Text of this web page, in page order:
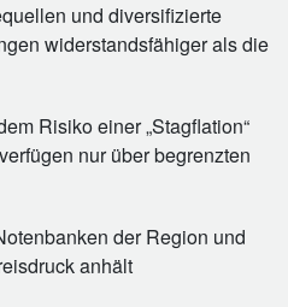
und diversifizierte
widerstandsfähiger als die
Risiko einer „Stagflation“
nur über begrenzten
der Region und
anhält